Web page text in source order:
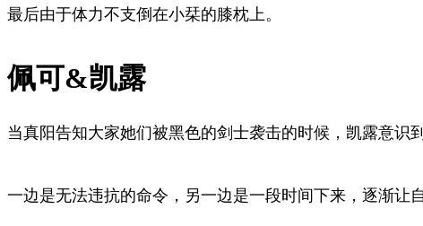
最后由于体力不支倒在小栞的膝枕上。
佩可&凯露
当真阳告知大家她们被黑色的剑士袭击的时候，凯露意识
一边是无法违抗的命令，另一边是一段时间下来，逐渐让